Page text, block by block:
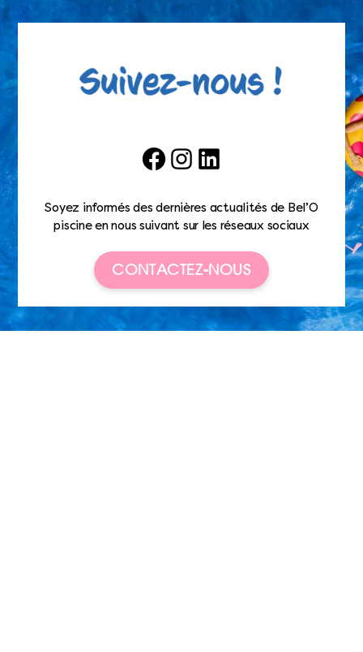
FacebookInstagramLinkedIn
Soyez informés des dernières actualités de Bel’O
piscine en nous suivant sur les réseaux sociaux
CONTACTEZ-NOUS